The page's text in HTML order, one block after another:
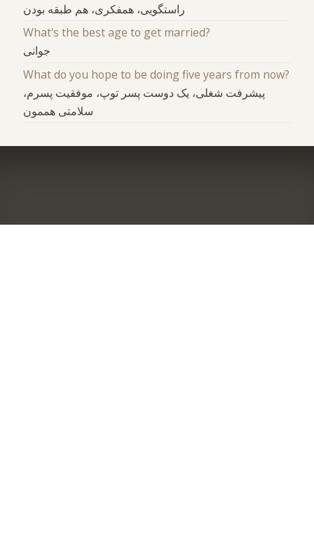
راستگویی، همفکری، هم طبقه بودن
What's the best age to get married?
جوانی
What do you hope to be doing five years from now?
پیشرفت شغلی، یک دوست پسر توپ، موفقیت پسرم،
سلامتی هممون